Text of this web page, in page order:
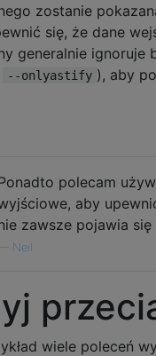
zostanie
się, że dane
generalnie ignoruje
--onlyastify ), aby
polecam
aby
zawsze pojawia się
Neil
wiele poleceń